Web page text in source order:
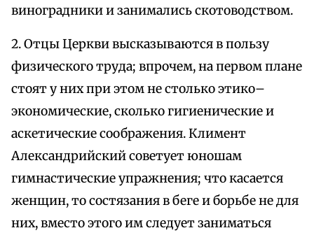
виноградники и занимались скотоводством.
2. Отцы Церкви высказываются в пользу
физического труда; впрочем, на первом плане
стоят у них при этом не столько этико–
экономические, сколько гигиенические и
аскетические соображения. Климент
Александрийский советует юношам
гимнастические упражнения; что касается
женщин, то состязания в беге и борьбе не для
них, вместо этого им следует заниматься